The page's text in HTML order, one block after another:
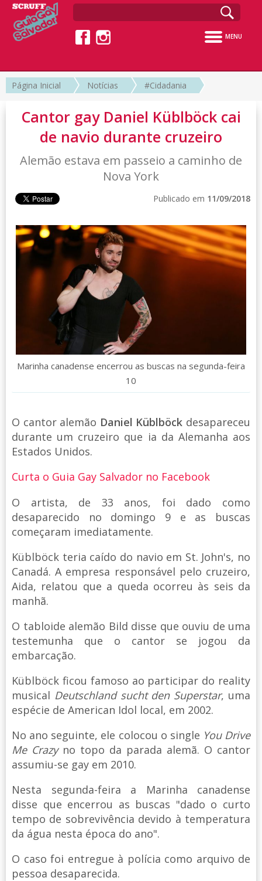
MENU
Página Inicial Notícias #Cidadania
Cantor gay Daniel Küblböck cai
de navio durante cruzeiro
Alemão estava em passeio a caminho de
Nova York
Publicado em 11/09/2018
Marinha canadense encerrou as buscas na segunda-feira
10
O cantor alemão Daniel Küblböck desapareceu
durante um cruzeiro que ia da Alemanha aos
Estados Unidos.
Curta o Guia Gay Salvador no Facebook
O artista, de 33 anos, foi dado como
desaparecido no domingo 9 e as buscas
começaram imediatamente.
Küblböck teria caído do navio em St. John's, no
Canadá. A empresa responsável pelo cruzeiro,
Aida, relatou que a queda ocorreu às seis da
manhã.
O tabloide alemão Bild disse que ouviu de uma
testemunha que o cantor se jogou da
embarcação.
Küblböck ficou famoso ao participar do reality
musical Deutschland sucht den Superstar, uma
espécie de American Idol local, em 2002.
No ano seguinte, ele colocou o single You Drive
Me Crazyno topo da parada alemã. O cantor
assumiu-se gay em 2010.
Nesta segunda-feira a Marinha canadense
disse que encerrou as buscas "dado o curto
tempo de sobrevivência devido à temperatura
da água nesta época do ano".
O caso foi entregue à polícia como arquivo de
pessoa desaparecida.